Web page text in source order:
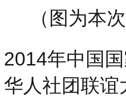
（图为本
2014年中国
华人社团联谊